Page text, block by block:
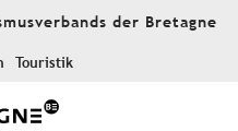
der Bretagne
Touristik